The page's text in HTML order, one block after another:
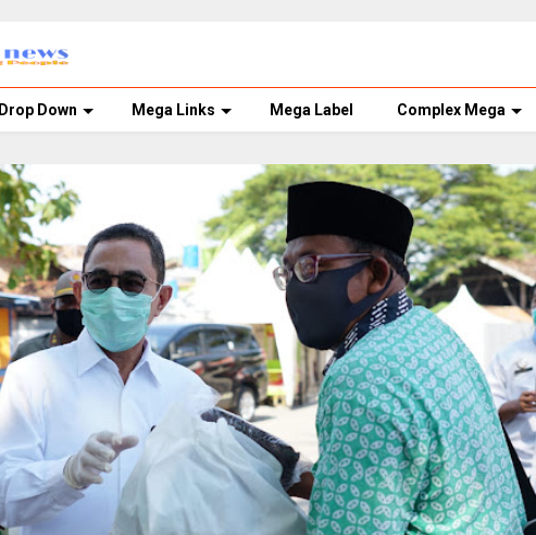
Drop Down Mega Links Mega Label Complex Mega